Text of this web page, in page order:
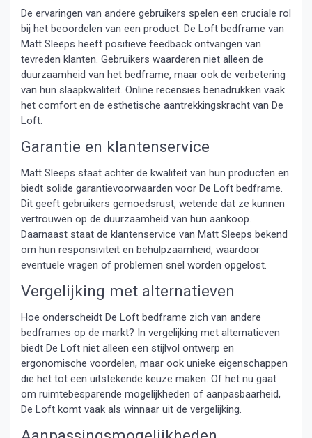
De ervaringen van andere gebruikers spelen een cruciale rol
bij het beoordelen van een product. De Loft bedframe van
Matt Sleeps heeft positieve feedback ontvangen van
tevreden klanten. Gebruikers waarderen niet alleen de
duurzaamheid van het bedframe, maar ook de verbetering
van hun slaapkwaliteit. Online recensies benadrukken vaak
het comfort en de esthetische aantrekkingskracht van De
Loft.
Garantie en klantenservice
Matt Sleeps staat achter de kwaliteit van hun producten en
biedt solide garantievoorwaarden voor De Loft bedframe.
Dit geeft gebruikers gemoedsrust, wetende dat ze kunnen
vertrouwen op de duurzaamheid van hun aankoop.
Daarnaast staat de klantenservice van Matt Sleeps bekend
om hun responsiviteit en behulpzaamheid, waardoor
eventuele vragen of problemen snel worden opgelost.
Vergelijking met alternatieven
Hoe onderscheidt De Loft bedframe zich van andere
bedframes op de markt? In vergelijking met alternatieven
biedt De Loft niet alleen een stijlvol ontwerp en
ergonomische voordelen, maar ook unieke eigenschappen
die het tot een uitstekende keuze maken. Of het nu gaat
om ruimtebesparende mogelijkheden of aanpasbaarheid,
De Loft komt vaak als winnaar uit de vergelijking.